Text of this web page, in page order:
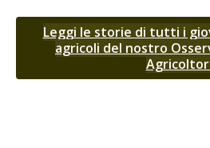
Leggi le storie di tutti i
agricoli del nostro